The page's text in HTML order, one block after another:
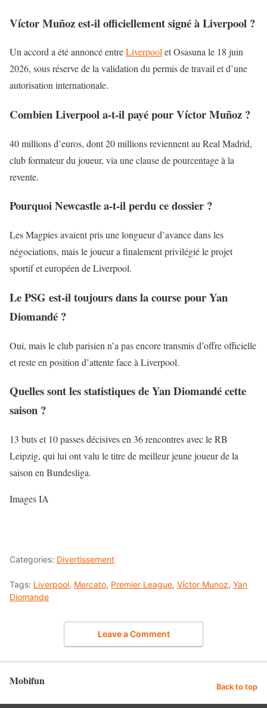
Víctor Muñoz est-il officiellement signé à Liverpool ?
Un accord a été annoncé entreLiverpoolet Osasuna le 18 juin
2026, sous réserve de la validation du permis de travail et d’une
autorisation internationale.
Combien Liverpool a-t-il payé pour Víctor Muñoz ?
40 millions d’euros, dont 20 millions reviennent au Real Madrid,
club formateur du joueur, via une clause de pourcentage à la
revente.
Pourquoi Newcastle a-t-il perdu ce dossier ?
Les Magpies avaient pris une longueur d’avance dans les
négociations, mais le joueur a finalement privilégié le projet
sportif et européen de Liverpool.
Le PSG est-il toujours dans la course pour Yan
Diomandé ?
Oui, mais le club parisien n’a pas encore transmis d’offre officielle
et reste en position d’attente face à Liverpool.
Quelles sont les statistiques de Yan Diomandé cette
saison ?
13 buts et 10 passes décisives en 36 rencontres avec le RB
Leipzig, qui lui ont valu le titre de meilleur jeune joueur de la
saison en Bundesliga.
Images IA
Categories: Divertissement
Tags: Liverpool, Mercato, Premier League, Víctor Munoz, Yan
Diomande
Leave a Comment
Mobifun Back to top